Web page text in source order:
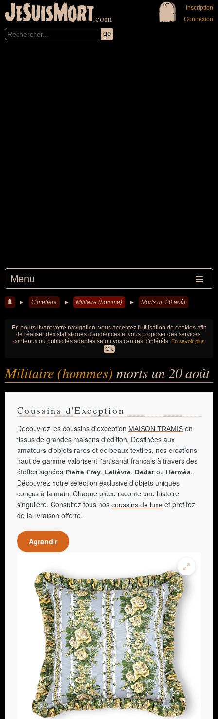
JeSuisMort.com
Menu
Inscription
Connexion
► Cimetière ► Militaire (homme) ► Morts un 20 août
En poursuivant votre navigation, vous acceptez l'utilisation de cookies afin
de réaliser des statistiques d'audiences et vous proposer des services,
contenus ou publicités adaptés selon vos centres d'intérêts. En savoir plus
OK
Militaire (hommes) morts un 20 août
Coussins d'Exception
Découvrez les coussins d'exception MAISON TRAMIS en
tissus de grandes maisons d'édition. Destinées aux
amateurs d'objets rares et de beaux textiles, nos créations
haut de gamme valorisent l'artisanat français à travers des
étoffes signées Pierre Frey, Lelièvre, Dedarou Hermès.
Découvrez notre sélection exclusive d'objets uniques
conçus à la main. Chaque pièce raconte une histoire
singulière. Consultez tous nos coussins de luxe et profitez
de la livraison offerte.
Agrandir